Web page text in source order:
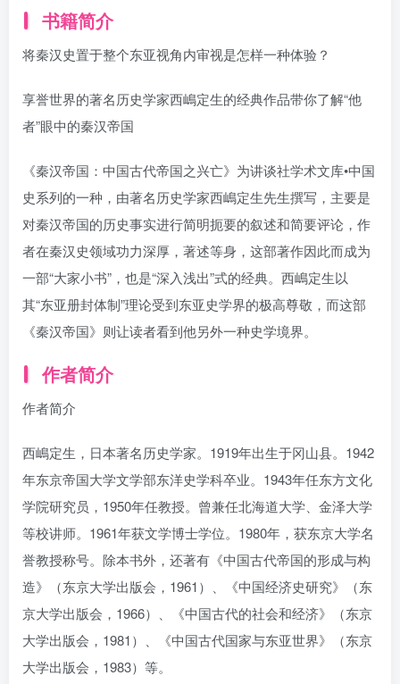
书籍简介
将秦汉史置于整个东亚视角内审视是怎样一种体验？
享誉世界的著名历史学家西嶋定生的经典作品带你了解“他
者”眼中的秦汉帝国
《秦汉帝国：中国古代帝国之兴亡》为讲谈社学术文库•中国
史系列的一种，由著名历史学家西嶋定生先生撰写，主要是
对秦汉帝国的历史事实进行简明扼要的叙述和简要评论，作
者在秦汉史领域功力深厚，著述等身，这部著作因此而成为
一部“大家小书”，也是“深入浅出”式的经典。西嶋定生以
其“东亚册封体制”理论受到东亚史学界的极高尊敬，而这部
《秦汉帝国》则让读者看到他另外一种史学境界。
作者简介
作者简介
西嶋定生，日本著名历史学家。1919年出生于冈山县。1942
年东京帝国大学文学部东洋史学科卒业。1943年任东方文化
学院研究员，1950年任教授。曾兼任北海道大学、金泽大学
等校讲师。1961年获文学博士学位。1980年，获东京大学名
誉教授称号。除本书外，还著有《中国古代帝国的形成与构
造》（东京大学出版会，1961）、《中国经济史研究》（东
京大学出版会，1966）、《中国古代的社会和经济》（东京
大学出版会，1981）、《中国古代国家与东亚世界》（东京
大学出版会，1983）等。